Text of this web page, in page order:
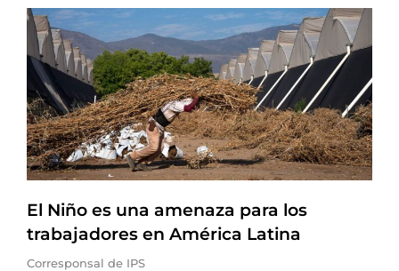
El Niño es una amenaza para los
trabajadores en América Latina
Corresponsal de IPS